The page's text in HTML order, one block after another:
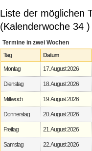
Liste der möglichen
(Kalenderwoche 34 )
Termine in zwei Wochen
Tag
Datum
Montag
17. August 2026
Dienstag 18. August 2026
Mittwoch 19. August 2026
Donnerstag 20. August 2026
Freitag 21. August 2026
Samstag 22. August 2026